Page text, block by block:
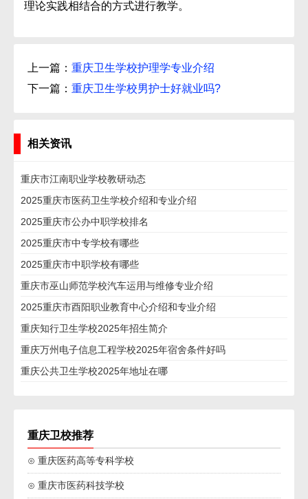
理论实践相结合的方式进行教学。
上一篇： 重庆卫生学校护理学专业介绍
下一篇： 重庆卫生学校男护士好就业吗?
相关资讯
重庆市江南职业学校教研动态
2025重庆市医药卫生学校介绍和专业介绍
2025重庆市公办中职学校排名
2025重庆市中专学校有哪些
2025重庆市中职学校有哪些
重庆市巫山师范学校汽车运用与维修专业介绍
2025重庆市酉阳职业教育中心介绍和专业介绍
重庆知行卫生学校2025年招生简介
重庆万州电子信息工程学校2025年宿舍条件好吗
重庆公共卫生学校2025年地址在哪
重庆卫校推荐
⊙ 重庆医药高等专科学校
⊙ 重庆市医药科技学校